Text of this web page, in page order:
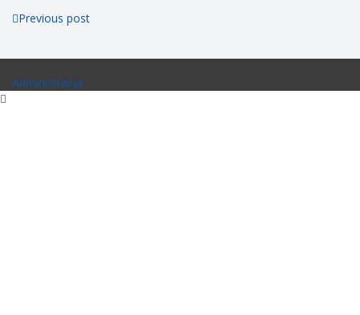
Previous post
Administracja